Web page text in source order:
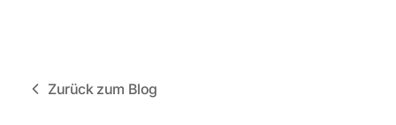
Zurück zum Blog